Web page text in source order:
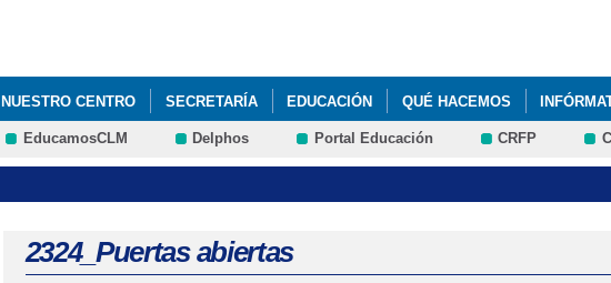
NUESTRO CENTRO SECRETARÍA EDUCACIÓN QUÉ HACEMOS
CURSO 1516: TALLER DE FÍSICA Y QUÍMICA (SEMANA CULTURAL) CURSO 1617:
CURSO 1617: TORNEO MULTIDEPORTE - UNIVERSIDAD CARLOS III (VÍDEO)
EducamosCLM Delphos Portal Educación CRFP
2324_Puertas abiertas